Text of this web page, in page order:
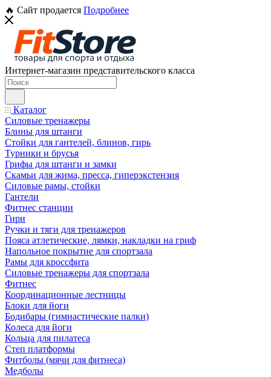
🔥 Сайт продается Подробнее
Интернет-магазин представительского класса
Каталог
Силовые тренажеры
Блины для штанги
Стойки для гантелей, блинов, гирь
Турники и брусья
Грифы для штанги и замки
Скамьи для жима, пресса, гиперэкстензия
Силовые рамы, стойки
Гантели
Фитнес станции
Гири
Ручки и тяги для тренажеров
Пояса атлетические, лямки, накладки на гриф
Напольное покрытие для спортзала
Рамы для кроссфита
Силовые тренажеры для спортзала
Фитнес
Координационные лестницы
Блоки для йоги
Бодибары (гимнастические палки)
Колеса для йоги
Кольца для пилатеса
Степ платформы
Фитболы (мячи для фитнеса)
Медболы